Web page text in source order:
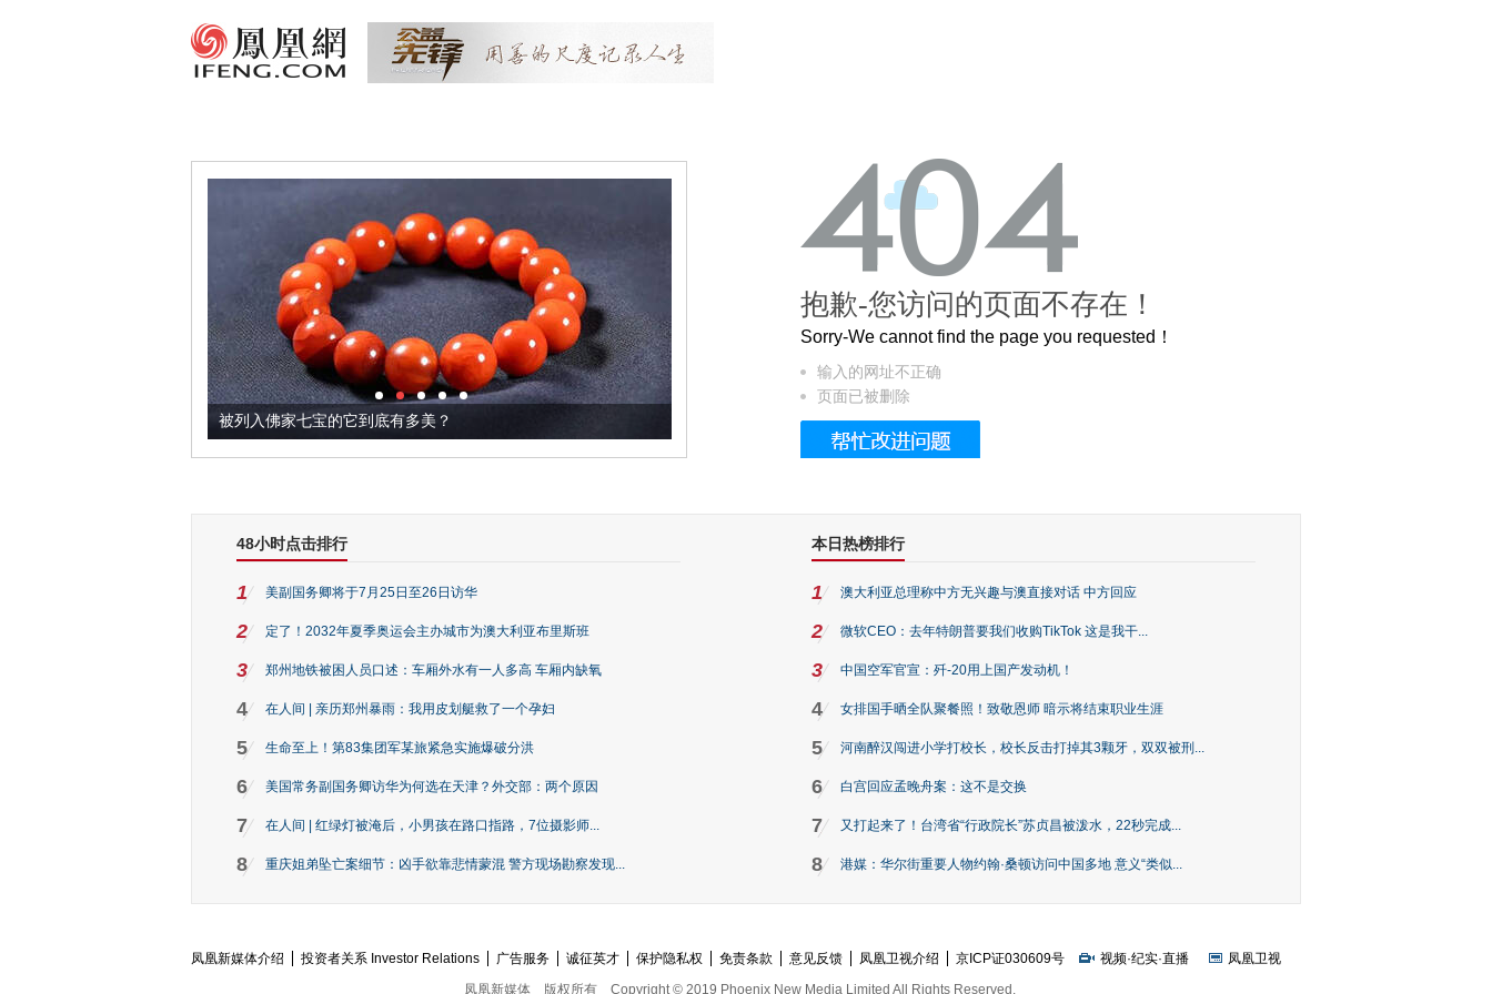
被列入佛家七宝的它到底有多美？ 这个3.2米的长卷，还原了600岁的紫禁城
抱歉-您访问的页面不存在！
Sorry-We cannot find the page you requested！
输入的网址不正确
页面已被删除
48小时点击排行
1 美副国务卿将于7月25日至26日访华
2 定了！2032年夏季奥运会主办城市为澳大利亚布里斯班
3 郑州地铁被困人员口述：车厢外水有一人多高 车厢内缺氧
4 在人间 | 亲历郑州暴雨：我用皮划艇救了一个孕妇
5 生命至上！第83集团军某旅紧急实施爆破分洪
6 美国常务副国务卿访华为何选在天津？外交部：两个原因
7 在人间 | 红绿灯被淹后，小男孩在路口指路，7位摄影师...
8 重庆姐弟坠亡案细节：凶手欲靠悲情蒙混 警方现场勘察发现...
本日热榜排行
1 澳大利亚总理称中方无兴趣与澳直接对话 中方回应
2 微软CEO：去年特朗普要我们收购TikTok 这是我干...
3 中国空军官宣：歼-20用上国产发动机！
4 女排国手晒全队聚餐照！致敬恩师 暗示将结束职业生涯
5 河南醉汉闯进小学打校长，校长反击打掉其3颗牙，双双被刑...
6 白宫回应孟晚舟案：这不是交换
7 又打起来了！台湾省“行政院长”苏贞昌被泼水，22秒完成...
8 港媒：华尔街重要人物约翰·桑顿访问中国多地 意义“类似...
凤凰新媒体介绍 投资者关系 Investor Relations 广告服务 诚征英才 保护隐私权 免责条款 意见反馈 凤凰卫视介绍 京ICP证030609号 视频·纪实·直播
凤凰卫视
凤凰新媒体
版权所有 Copyright © 2019 Phoenix New Media Limited All Rights Reserved.